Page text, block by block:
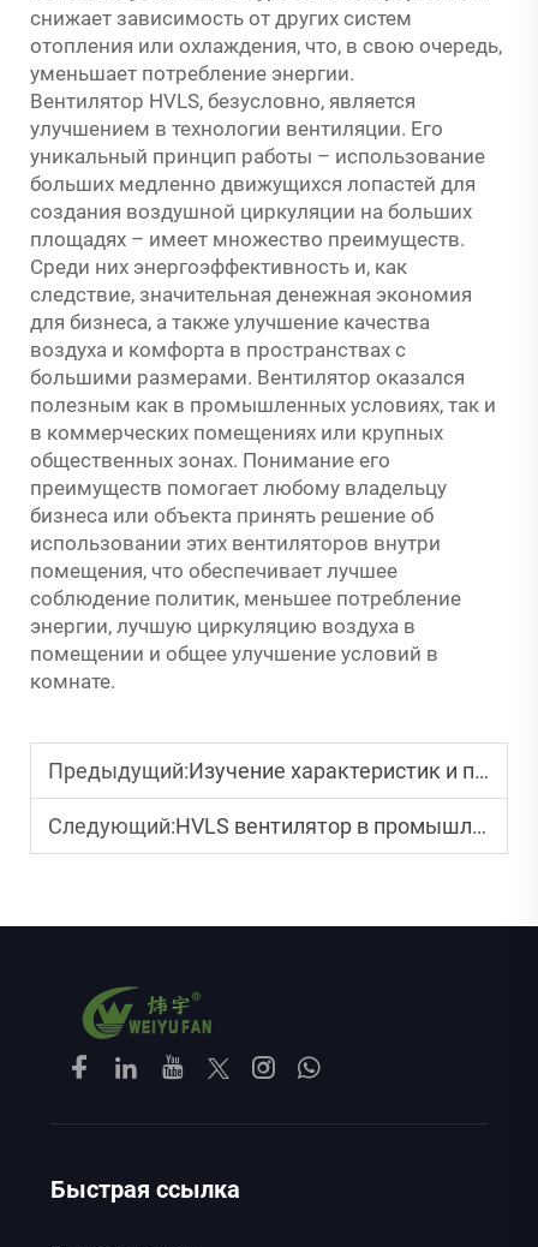
снижает зависимость от других систем
отопления или охлаждения, что, в свою очередь,
уменьшает потребление энергии.
Вентилятор HVLS, безусловно, является
улучшением в технологии вентиляции. Его
уникальный принцип работы – использование
больших медленно движущихся лопастей для
создания воздушной циркуляции на больших
площадях – имеет множество преимуществ.
Среди них энергоэффективность и, как
следствие, значительная денежная экономия
для бизнеса, а также улучшение качества
воздуха и комфорта в пространствах с
большими размерами. Вентилятор оказался
полезным как в промышленных условиях, так и
в коммерческих помещениях или крупных
общественных зонах. Понимание его
преимуществ помогает любому владельцу
бизнеса или объекта принять решение об
использовании этих вентиляторов внутри
помещения, что обеспечивает лучшее
соблюдение политик, меньшее потребление
энергии, лучшую циркуляцию воздуха в
помещении и общее улучшение условий в
комнате.
Предыдущий:Изучение характеристик и преимуществ напольных вентиляторов
Следующий:HVLS вентилятор в промышленности
Быстрая ссылка